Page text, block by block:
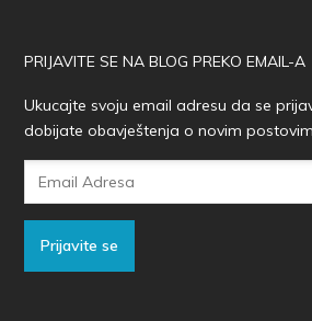
PRIJAVITE SE NA BLOG PREKO EMAIL-A
Ukucajte svoju email adresu da se
dobijate obavještenja o novim
Prijavite se